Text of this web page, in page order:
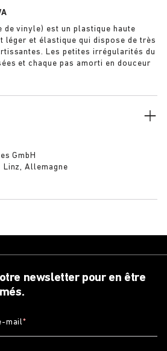
de vinyle) est un plastique haute
léger et élastique qui dispose de très
Les petites irrégularités du
et chaque pas amorti en douceur
GmbH
Allemagne
newsletter pour en être
mail*